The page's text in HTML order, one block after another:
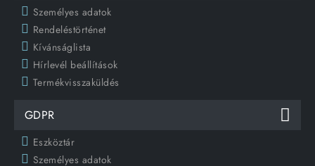
Személyes adatok
Rendeléstörténet
Kívánságlista
Hírlevél beállítások
Termékvisszaküldés
GDPR
Eszköztár
Személyes adatok